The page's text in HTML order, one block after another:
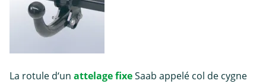
La rotule d‘un attelage fixeSaab appelé col de cygne